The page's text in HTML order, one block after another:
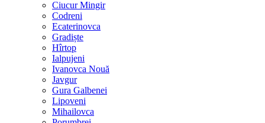
Ciucur Mingir
Codreni
Ecaterinovca
Gradiște
Hîrtop
Ialpujeni
Ivanovca Nouă
Javgur
Gura Galbenei
Lipoveni
Mihailovca